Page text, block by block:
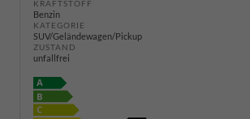
KRAFTSTOFF
Benzin
KATEGORIE
SUV/Geländewagen/Pickup
ZUSTAND
unfallfrei